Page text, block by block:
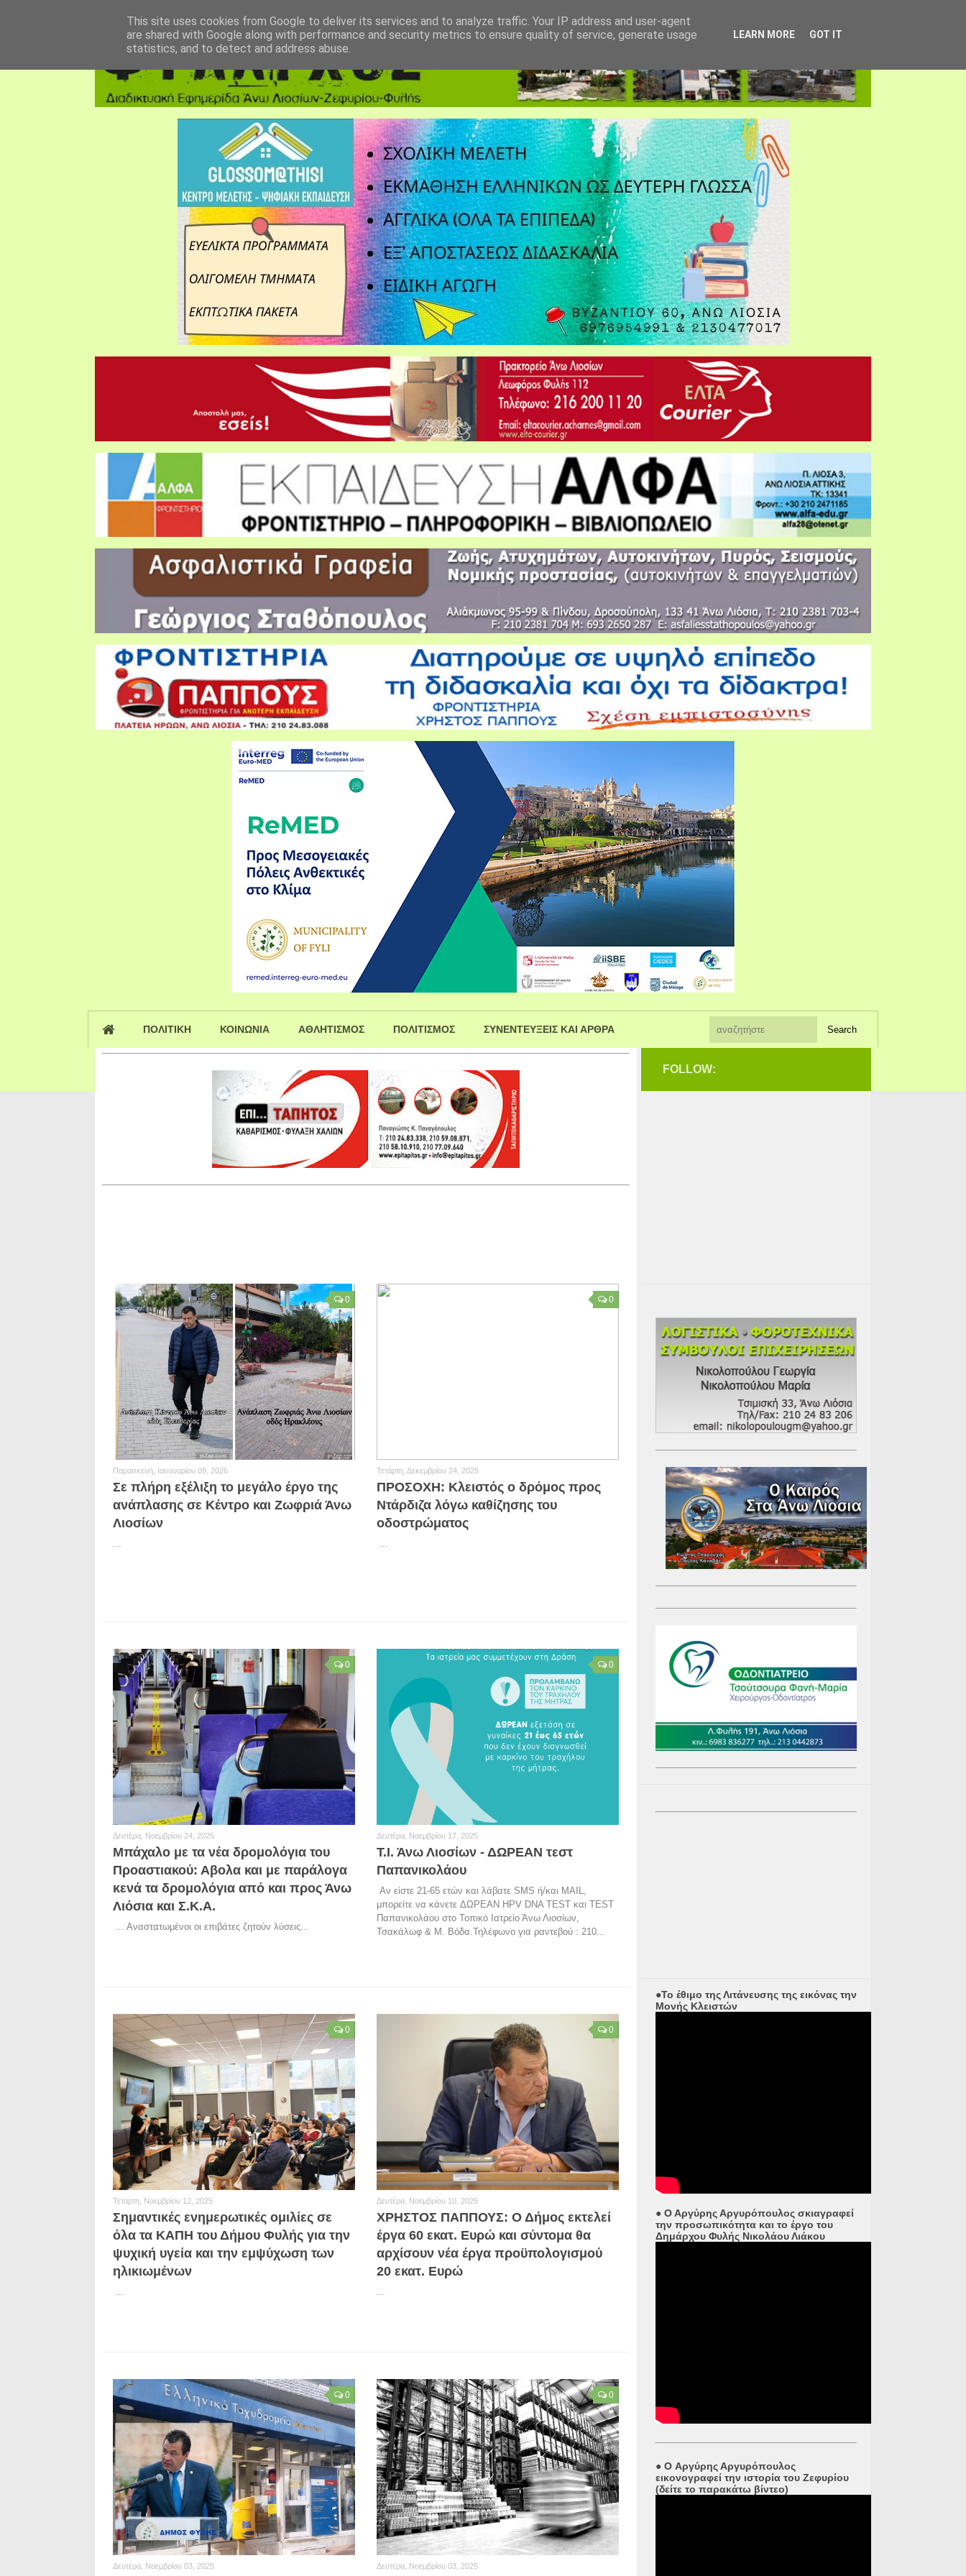
ΠΟΛΙΤΙΚΗ ΚΟΙΝΩΝΙΑ ΑΘΛΗΤΙΣΜΟΣ ΠΟΛΙΤΙΣΜΟΣ ΣΥΝΕΝΤΕΥΞΕΙΣ ΚΑΙ ΑΡΘΡΑ
0
Παρασκευή, Ιανουαρίου 09, 2026
Σε πλήρη εξέλιξη το μεγάλο έργο της
ανάπλασης σε Κέντρο και Ζωφριά Άνω
Λιοσίων
...
0
Τετάρτη, Δεκεμβρίου 24, 2025
ΠΡΟΣΟΧΗ: Κλειστός ο δρόμος προς
Ντάρδιζα λόγω καθίζησης του
οδοστρώματος
...
0
Δευτέρα, Νοεμβρίου 24, 2025
Μπάχαλο με τα νέα δρομολόγια του
Προαστιακού: Αβολα και με παράλογα
κενά τα δρομολόγια από και προς Άνω
Λιόσια και Σ.Κ.Α.
... Αναστατωμένοι οι επιβάτες ζητούν λύσεις...
0
Δευτέρα, Νοεμβρίου 17, 2025
Τ.Ι. Άνω Λιοσίων - ΔΩΡΕΑΝ τεστ
Παπανικολάου
Αν είστε 21-65 ετών και λάβατε SMS ή/και MAIL,
μπορείτε να κάνετε ΔΩΡΕΑΝ HPV DNA TEST και TEST
Παπανικολάου στο Τοπικό Ιατρείο Άνω Λιοσίων,
Τσακάλωφ & Μ. Βόδα.Τηλέφωνο για ραντεβού : 210...
0
Τετάρτη, Νοεμβρίου 12, 2025
Σημαντικές ενημερωτικές ομιλίες σε
όλα τα ΚΑΠΗ του Δήμου Φυλής για την
ψυχική υγεία και την εμψύχωση των
ηλικιωμένων
...
0
Δευτέρα, Νοεμβρίου 10, 2025
ΧΡΗΣΤΟΣ ΠΑΠΠΟΥΣ: Ο Δήμος εκτελεί
έργα 60 εκατ. Ευρώ και σύντομα θα
αρχίσουν νέα έργα προϋπολογισμού
20 εκατ. Ευρώ
...
0
Δευτέρα, Νοεμβρίου 03, 2025
0
Δευτέρα, Νοεμβρίου 03, 2025
FOLLOW:
●Το έθιμο της Λιτάνευσης της εικόνας την
Μονής Κλειστών
● Ο Αργύρης Αργυρόπουλος σκιαγραφεί
την προσωπικότητα και το έργο του
Δημάρχου Φυλής Νικολάου Λιάκου
● O Αργύρης Αργυρόπουλος
εικονογραφεί την ιστορία του Ζεφυρίου
(δείτε το παρακάτω βίντεο)
This site uses cookies from Google to deliver its services and to analyze traffic. Your IP address and user-agent
are shared with Google along with performance and security metrics to ensure quality of service, generate usage
statistics, and to detect and address abuse.
LEARN MORE GOT IT